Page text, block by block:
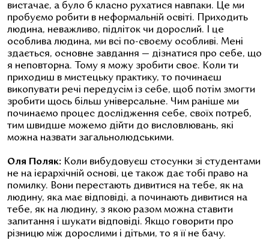
вистачає, а було б класно рухатися навпаки. Це ми
пробуємо робити в неформальній освіті. Приходить
людина, неважливо, підліток чи дорослий. І це
особлива людина, ми всі по-своєму особливі. Мені
здається, основне завдання — дізнатися про себе, що
я неповторна. Тому я можу зробити своє. Коли ти
приходиш в мистецьку практику, то починаєш
викопувати речі передусім із себе, щоб потім змогти
зробити щось більш універсальне. Чим раніше ми
починаємо процес дослідження себе, своїх потреб,
тим швидше можемо дійти до висловлювань, які
можна назвати загальнолюдськими.
Оля Поляк: Коли вибудовуєш стосунки зі студентами
не на ієрархічній основі, це також дає тобі право на
помилку. Вони перестають дивитися на тебе, як на
людину, яка має відповіді, а починають дивитися на
тебе, як на людину, з якою разом можна ставити
запитання і шукати відповіді. Якщо говорити про
різницю між дорослими і дітьми, то я її не бачу.